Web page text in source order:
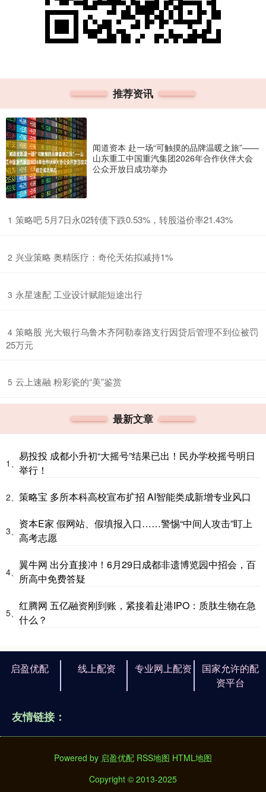
推荐资讯
闻道资本 赴一场“可触摸的品牌温暖之旅”——
山东重工中国重汽集团2026年合作伙伴大会
公众开放日成功举办
1 ​策略吧 5月7日永02转债下跌0.53%，转股溢价率21.43%
2 ​兴业策略 奥精医疗：奇伦天佑拟减持1%
3 ​永星速配 工业设计赋能短途出行
4 ​策略股 光大银行乌鲁木齐阿勒泰路支行因贷后管理不到位被罚
25万元
5 ​云上速融 粉彩瓷的“美”鉴赏
最新文章
1、
易投投 成都小升初“大摇号”结果已出！民办学校摇号明日
举行！
2、 策略宝 多所本科高校宣布扩招 AI智能类成新增专业风口
3、
资本E家 假网站、假填报入口……警惕“中间人攻击”盯上
高考志愿
4、
翼牛网 出分直接冲！6月29日成都非遗博览园中招会，百
所高中免费答疑
5、
红腾网 五亿融资刚到账，紧接着赴港IPO：质肽生物在急
什么？
启盈优配 线上配资 专业网上配资
国家允许的配
资平台
友情链接：
Powered by 启盈优配 RSS地图 HTML地图
Copyright © 2013-2025